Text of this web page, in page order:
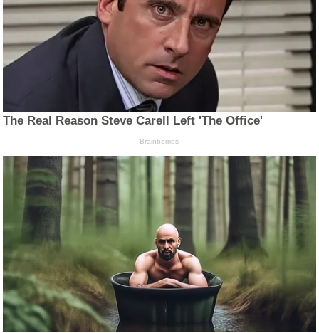
The Real Reason Steve Carell Left 'The Office'
Brainberries